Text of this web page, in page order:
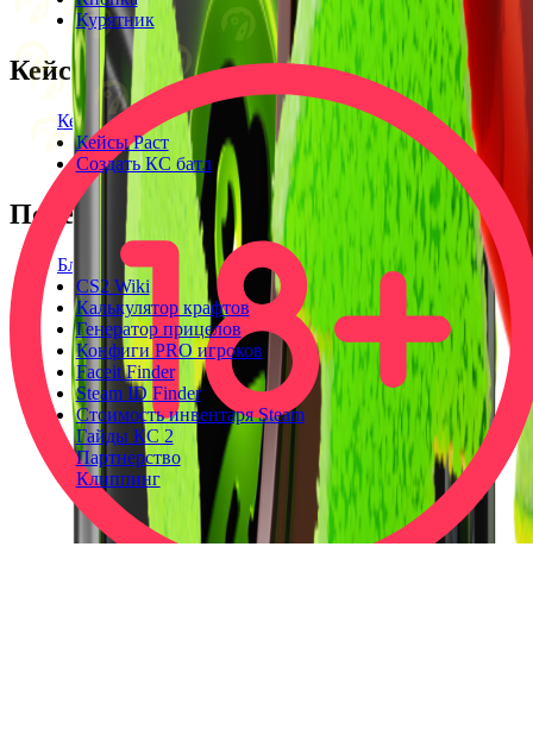
Курятник
Кейсы
Кейсы КС2
Кейсы Раст
Создать КС батл
Полезное
Блог
CS2 Wiki
Калькулятор крафтов
Генератор прицелов
Конфиги PRO игроков
Faceit Finder
Steam ID Finder
Стоимость инвентаря Steam
Гайды КС 2
Партнерство
Клиппинг